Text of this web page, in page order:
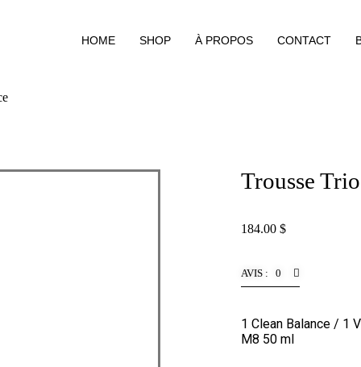
HOME SHOP À PROPOS CONTACT
Trousse
184.00 $
AVIS : 0
1 Clean Balance / 1
M8 50 ml